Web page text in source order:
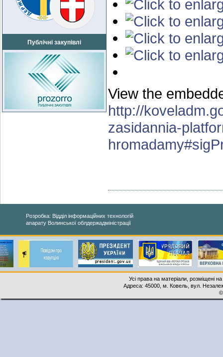
Публічні закупівлі
View the
http://
zasidannia-
Розробка: Відділ інформаційних технологій
апарату Волинської облдержадміністрації
Усі права на матеріали, розміщені
Адреса: 45000, м. Ковель, вул.